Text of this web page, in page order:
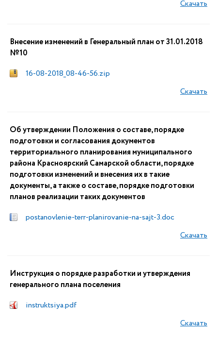
Скачать
Внесение изменений в Генеральный план от 31.01.2018
№10
16-08-2018_08-46-56.zip
Скачать
Об утверждении Положения о составе, порядке
подготовки и согласования документов
территориального планирования муниципального
района Красноярский Самарской области, порядке
подготовки изменений и внесения их в такие
документы, а также о составе, порядке подготовки
планов реализации таких документов
postanovlenie-terr-planirovanie-na-sajt-3.doc
Скачать
Инструкция о порядке разработки и утверждения
генерального плана поселения
instruktsiya.pdf
Скачать